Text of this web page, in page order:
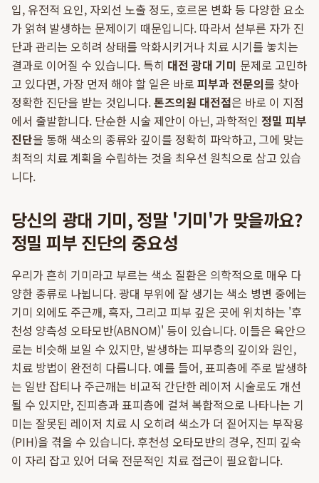
입, 유전적 요인, 자외선 노출 정도, 호르몬 변화 등 다양한 요소
가 얽혀 발생하는 문제이기 때문입니다. 따라서 섣부른 자가 진
단과 관리는 오히려 상태를 악화시키거나 치료 시기를 놓치는
결과로 이어질 수 있습니다. 특히 대전 광대 기미 문제로 고민하
고 있다면, 가장 먼저 해야 할 일은 바로 피부과 전문의를 찾아
정확한 진단을 받는 것입니다.톤즈의원 대전점은 바로 이 지점
에서 출발합니다. 단순한 시술 제안이 아닌, 과학적인 정밀 피부
진단을 통해 색소의 종류와 깊이를 정확히 파악하고, 그에 맞는
최적의 치료 계획을 수립하는 것을 최우선 원칙으로 삼고 있습
니다.
당신의 광대 기미, 정말 '기미'가 맞을까요?
정밀 피부 진단의 중요성
우리가 흔히 기미라고 부르는 색소 질환은 의학적으로 매우 다
양한 종류로 나뉩니다. 광대 부위에 잘 생기는 색소 병변 중에는
기미 외에도 주근깨, 흑자, 그리고 피부 깊은 곳에 위치하는 '후
천성 양측성 오타모반(ABNOM)' 등이 있습니다. 이들은 육안으
로는 비슷해 보일 수 있지만, 발생하는 피부층의 깊이와 원인,
치료 방법이 완전히 다릅니다. 예를 들어, 표피층에 주로 발생하
는 일반 잡티나 주근깨는 비교적 간단한 레이저 시술로도 개선
될 수 있지만, 진피층과 표피층에 걸쳐 복합적으로 나타나는 기
미는 잘못된 레이저 치료 시 오히려 색소가 더 짙어지는 부작용
(PIH)을 겪을 수 있습니다. 후천성 오타모반의 경우, 진피 깊숙
이 자리 잡고 있어 더욱 전문적인 치료 접근이 필요합니다.